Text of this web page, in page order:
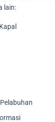
lain: